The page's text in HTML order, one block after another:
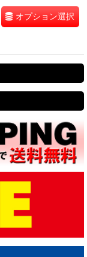
オプション選択